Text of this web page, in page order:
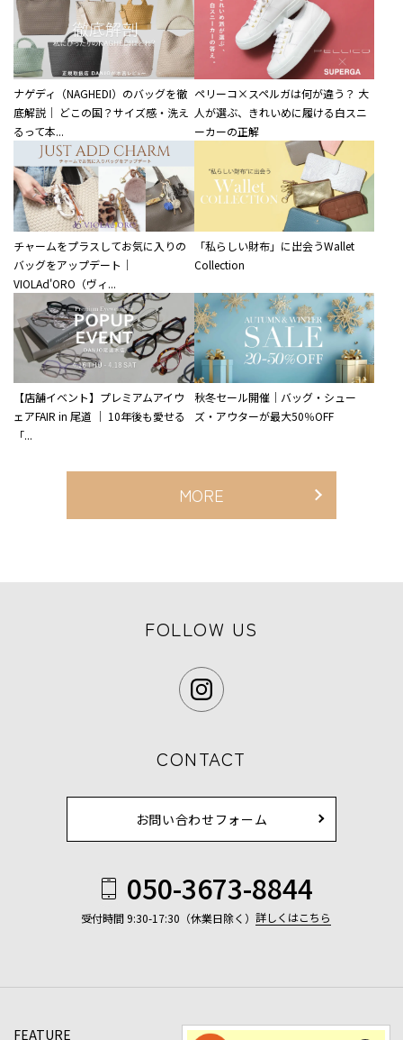
ナゲディ（NAGHEDI）のバッグを徹
底解説｜ どこの国？サイズ感・洗え
るって本...
ペリーコ×スペルガは何が違う？ 大
人が選ぶ、きれいめに履ける白スニ
ーカーの正解
チャームをプラスしてお気に入りの
バッグをアップデート｜
VIOLAd'ORO（ヴィ...
「私らしい財布」に出会うWallet
Collection
【店舗イベント】プレミアムアイウ
ェアFAIR in 尾道 ｜ 10年後も愛せる
「...
秋冬セール開催｜バッグ・シュー
ズ・アウターが最大50％OFF
MORE
FOLLOW US
CONTACT
お問い合わせフォーム
050-3673-8844
受付時間 9:30-17:30（休業日除く） 詳しくはこちら
FEATURE